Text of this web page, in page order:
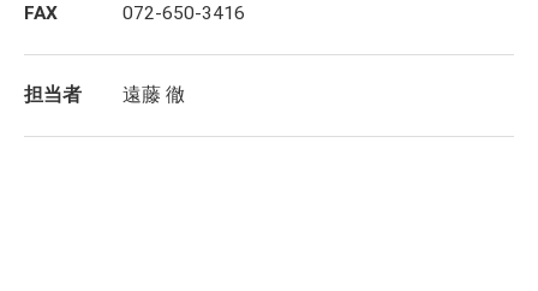
FAX 072-650-3416
担当者 遠藤 徹